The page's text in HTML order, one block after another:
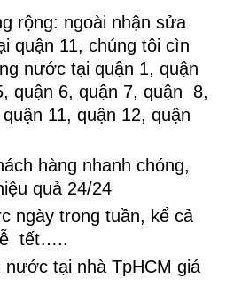
rộng: ngoài nhận sửa
quận 11, chúng tôi cìn
nước tại quận 1, quận
quận 6, quận 7, quận 8,
11, quận 12, quận
hàng nhanh chóng,
quả 24/24
ngày trong tuần, kể cả
tết…..
nước tại nhà TpHCM giá